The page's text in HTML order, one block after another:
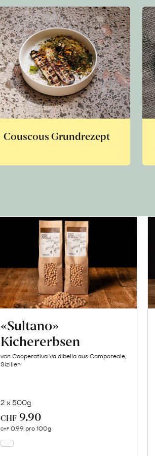
Couscous Grundrezept
«Sultano»
Kichererbsen
von Cooperativa Valdibella aus Camporeale,
Sizilien
2 x 500g
CHF 9.90
CHF 0.99 pro 100g